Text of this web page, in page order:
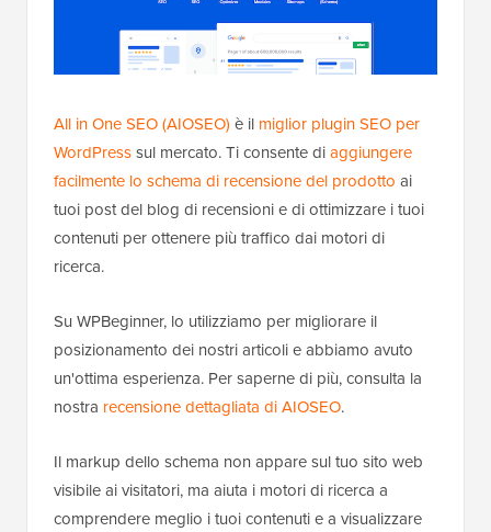
All in One SEO (AIOSEO) è il miglior plugin SEO per
WordPresssul mercato. Ti consente diaggiungere
facilmente lo schema di recensione del prodotto ai
tuoi post del blog di recensioni e di ottimizzare i tuoi
contenuti per ottenere più traffico dai motori di
ricerca.
Su WPBeginner, lo utilizziamo per migliorare il
posizionamento dei nostri articoli e abbiamo avuto
un'ottima esperienza. Per saperne di più, consulta la
nostra recensione dettagliata di AIOSEO.
Il markup dello schema non appare sul tuo sito web
visibile ai visitatori, ma aiuta i motori di ricerca a
comprendere meglio i tuoi contenuti e a visualizzare